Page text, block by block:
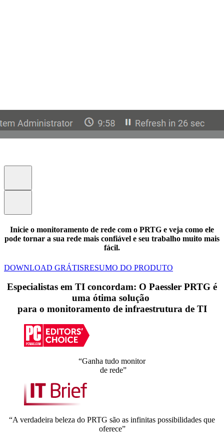
Inicie o monitoramento de rede com o PRTG e veja como ele
pode tornar a sua rede mais confiável e seu trabalho muito mais
fácil.
DOWNLOAD GRÁTISRESUMO DO PRODUTO
Especialistas em TI concordam: O Paessler PRTG é
uma ótima solução
para o monitoramento de infraestrutura de TI
“Ganha tudo monitor
de rede”
“A verdadeira beleza do PRTG são as infinitas possibilidades que
oferece”